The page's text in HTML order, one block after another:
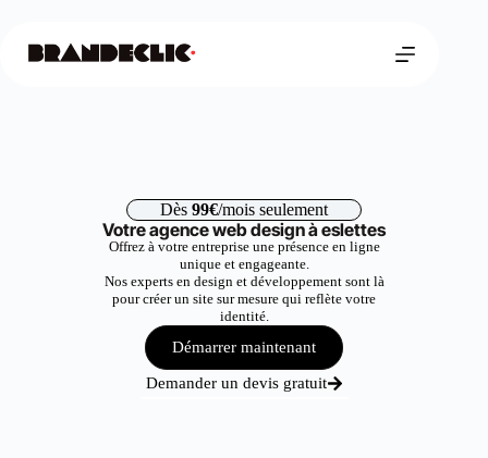
Dès 99€/mois seulement
Votre agence web design à eslettes
Offrez à votre entreprise une présence en ligne
unique et engageante.
Nos experts en design et développement sont là
pour créer un site sur mesure qui reflète votre
identité.
Démarrer maintenant
Demander un devis gratuit